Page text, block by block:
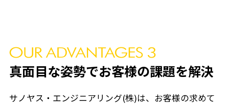
真面目な姿勢でお客様の課題を解決
サノヤス・エンジニアリング(株)は、お客様の求めて